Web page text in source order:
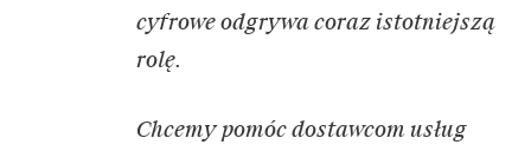
cyfrowe odgrywa coraz istotniejszą
rolę.
Chcemy pomóc dostawcom usług